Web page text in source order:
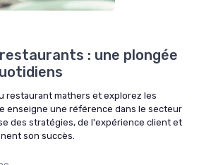
: une plongée
restaurant mathers et explorez les
enseigne une référence dans le secteur
des stratégies, de l'expérience client et
son succès.